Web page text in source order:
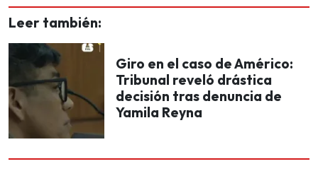
Leer también:
Giro en el caso de Américo:
Tribunal reveló drástica
decisión tras denuncia de
Yamila Reyna